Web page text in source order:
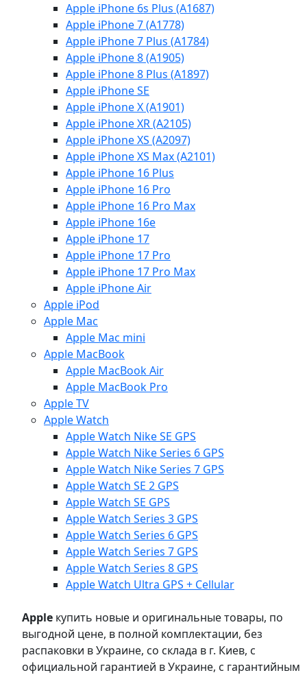
Apple iPhone 6s Plus (A1687)
Apple iPhone 7 (A1778)
Apple iPhone 7 Plus (A1784)
Apple iPhone 8 (A1905)
Apple iPhone 8 Plus (A1897)
Apple iPhone SE
Apple iPhone X (A1901)
Apple iPhone XR (A2105)
Apple iPhone XS (A2097)
Apple iPhone XS Max (A2101)
Apple iPhone 16 Plus
Apple iPhone 16 Pro
Apple iPhone 16 Pro Max
Apple iPhone 16e
Apple iPhone 17
Apple iPhone 17 Pro
Apple iPhone 17 Pro Max
Apple iPhone Air
Apple iPod
Apple Mac
Apple Mac mini
Apple MacBook
Apple MacBook Air
Apple MacBook Pro
Apple TV
Apple Watch
Apple Watch Nike SE GPS
Apple Watch Nike Series 6 GPS
Apple Watch Nike Series 7 GPS
Apple Watch SE 2 GPS
Apple Watch SE GPS
Apple Watch Series 3 GPS
Apple Watch Series 6 GPS
Apple Watch Series 7 GPS
Apple Watch Series 8 GPS
Apple Watch Ultra GPS + Cellular
Apple купить новые и оригинальные товары, по
выгодной цене, в полной комплектации, без
распаковки в Украине, со склада в г. Киев, с
официальной гарантией в Украине, с гарантийным